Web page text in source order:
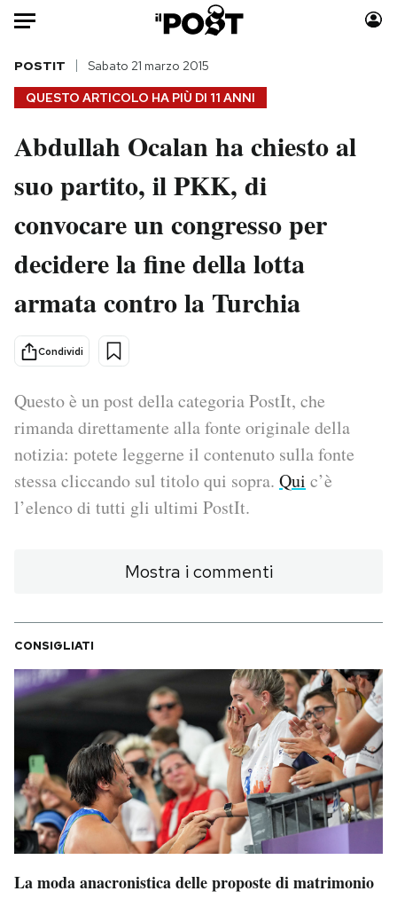
Auto
HOME
Italia
Politica
Tecnologia
Scienza
Cultura
Sport
Moda
Consumismi
Storie/Idee
Media
Europa
PODCAST
NEWSLETTER
CALENDARIO
AREA PERSONALE
Area Personale
Newsletter
Notifiche mobile
Regala il Post
Hai bisogno di aiuto?
Esci
QUESTO ARTICOLO HA PIÙ DI 11 ANNI
POSTIT Sabato 21 marzo 2015
Abdullah Ocalan ha chiesto al
suo partito, il PKK, di
convocare un congresso per
decidere la fine della lotta
armata contro la Turchia
Condividi
Questo è un post della categoria PostIt, che
rimanda direttamente alla fonte originale della
notizia: potete leggerne il contenuto sulla fonte
stessa cliccando sul titolo qui sopra. Qui c’è
l’elenco di tutti gli ultimi PostIt.
Mostra i commenti
CONSIGLIATI
La moda anacronistica delle proposte di matrimonio